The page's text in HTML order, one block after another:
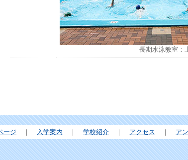
長期水泳教室：
ージ ｜ 入学案内 ｜ 学校紹介 ｜ アクセス ｜ ア